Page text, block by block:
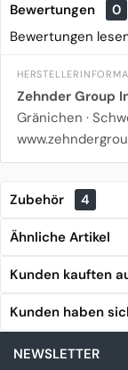
Bewertungen
0
Bewertungen
Zehnder Group
Gränichen ·
Zubehör 4
Ähnliche Artikel
Kunden kauften
Kunden haben
NEWSLETTER